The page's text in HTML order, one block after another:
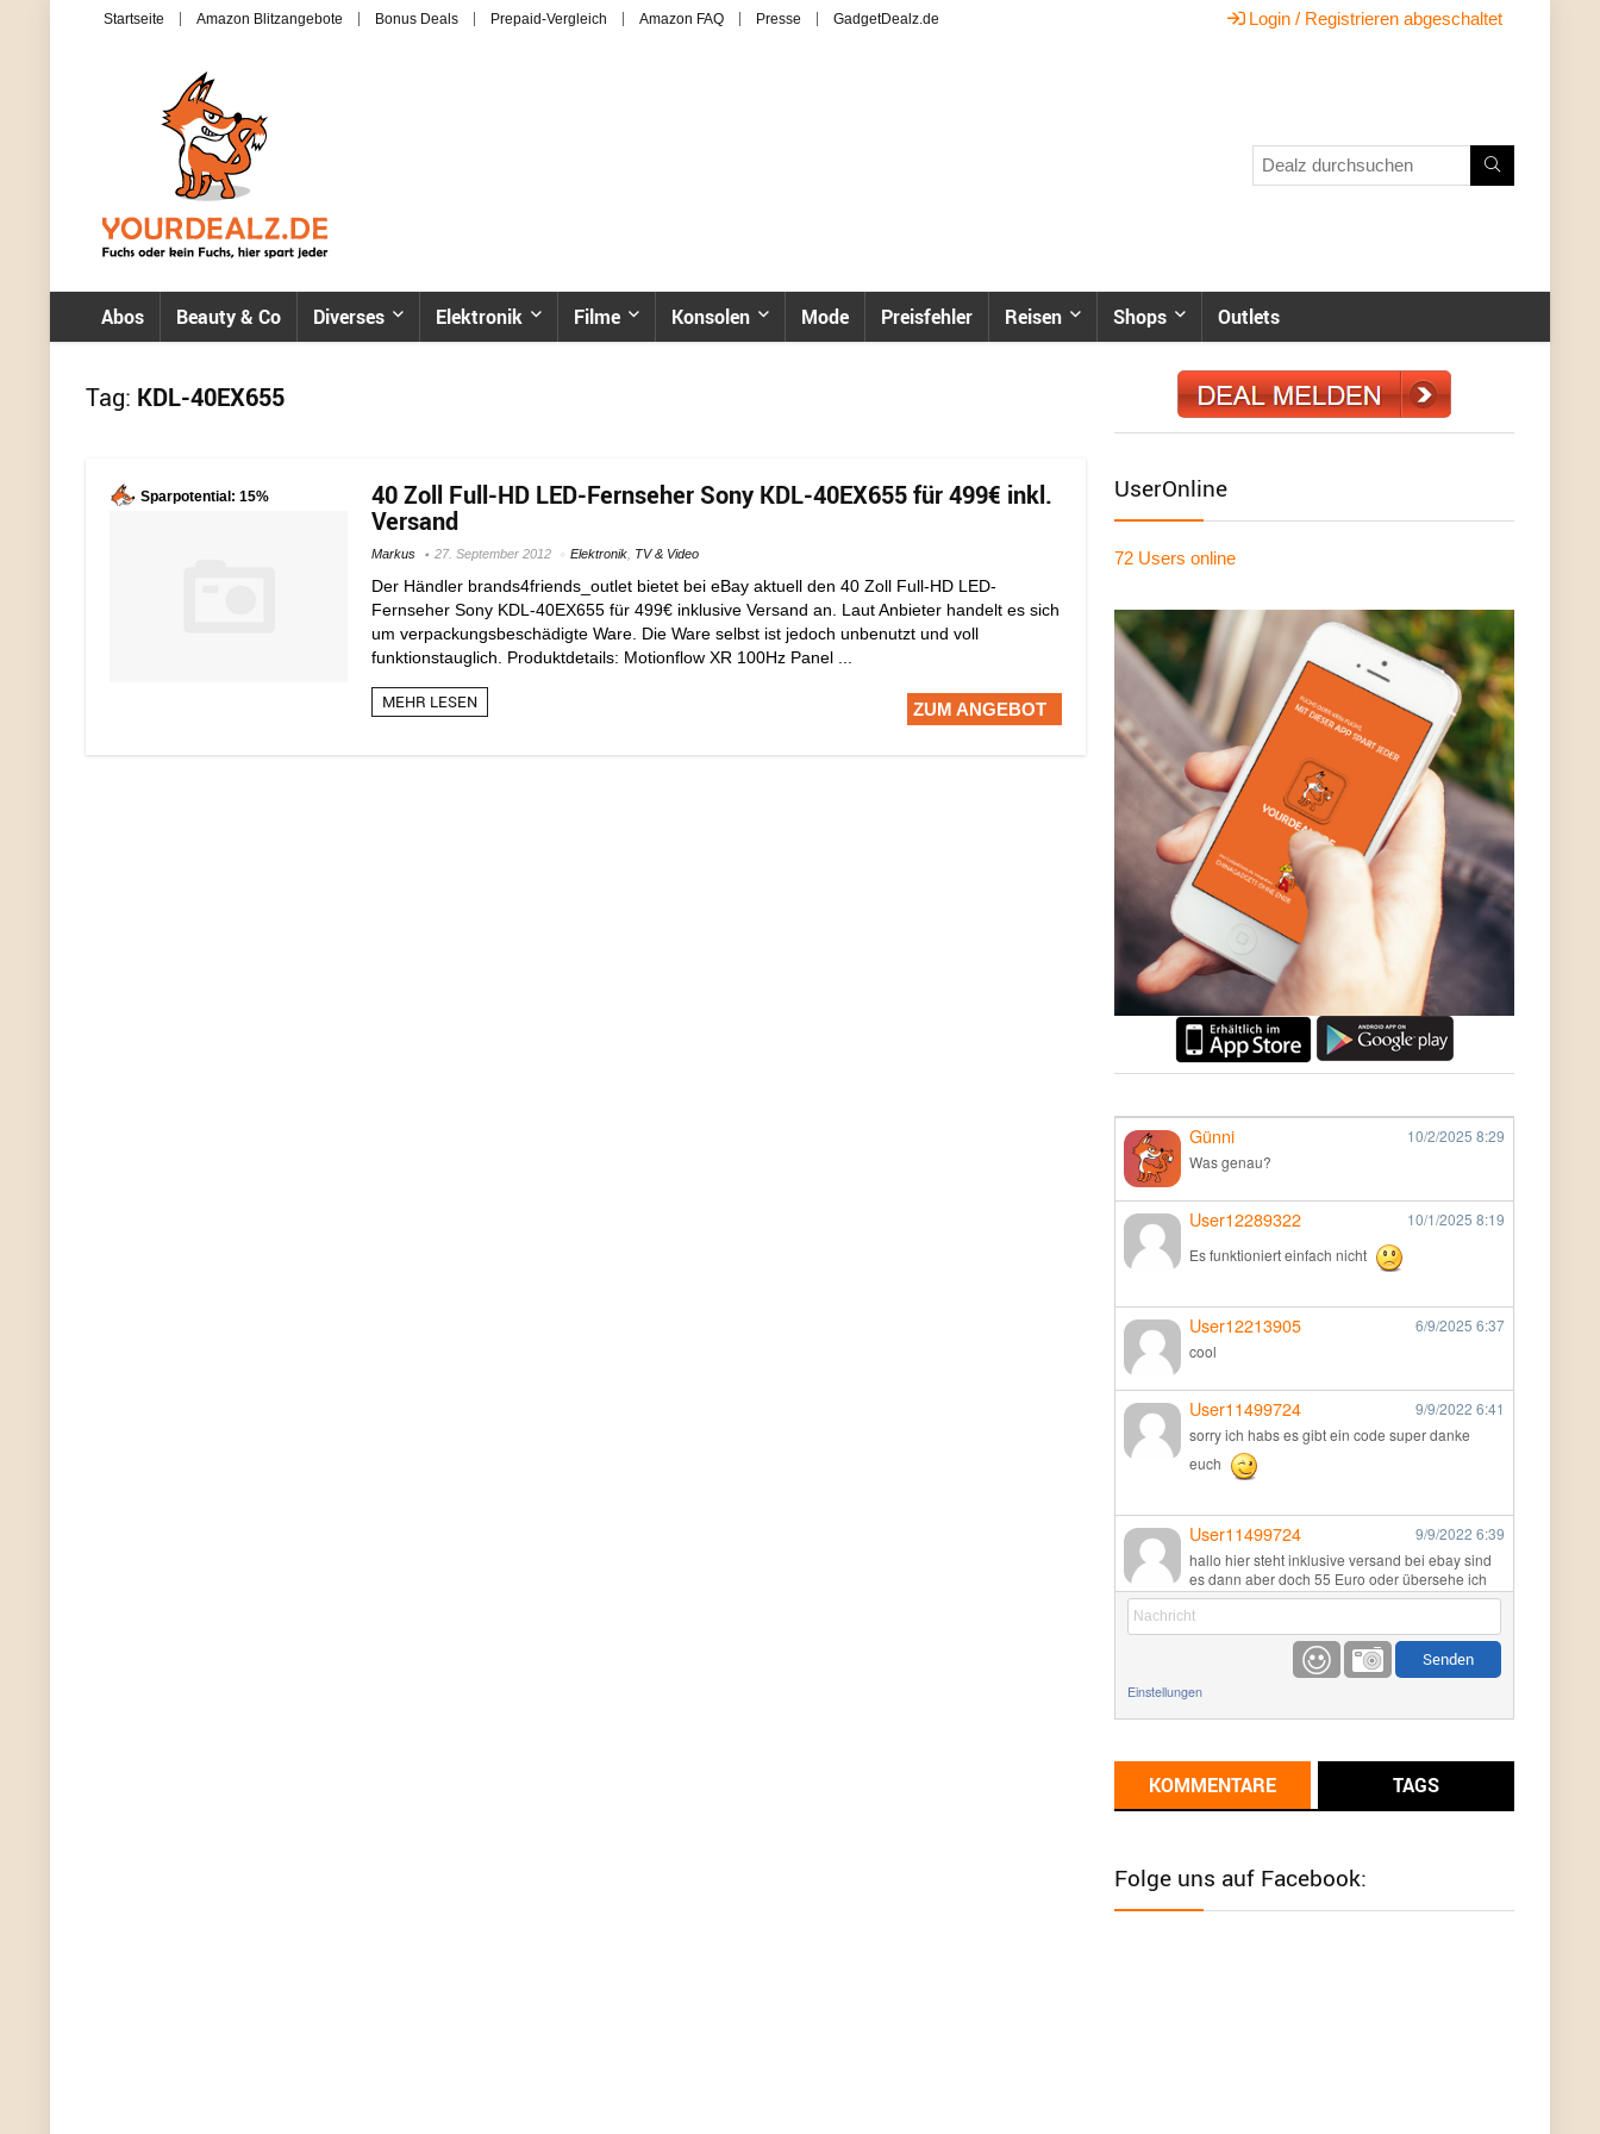
Startseite Amazon Blitzangebote Bonus Deals Prepaid-Vergleich Amazon FAQ Presse GadgetDealz.de Login / Registrieren abgeschaltet
Abos Beauty & Co Diverses Elektronik Filme Konsolen Mode Preisfehler Reisen Shops Outlets
Tag: KDL-40EX655
Sparpotential: 15%
40 Zoll Full-HD LED-Fernseher Sony KDL-40EX655 für 499€ inkl.
Versand
Markus 27. September 2012 Elektronik TV & Video
Der Händler brands4friends_outlet bietet bei eBay aktuell den 40 Zoll Full-HD LED-
Fernseher Sony KDL-40EX655 für 499€ inklusive Versand an. Laut Anbieter handelt es sich
um verpackungsbeschädigte Ware. Die Ware selbst ist jedoch unbenutzt und voll
funktionstauglich. Produktdetails: Motionflow XR 100Hz Panel ...
MEHR LESEN ZUM ANGEBOT
UserOnline
72 Users online
Günni 10/2/2025 8:29
Was genau?
User12289322 10/1/2025 8:19
Es funktioniert einfach nicht
User12213905 6/9/2025 6:37
cool
User11499724 9/9/2022 6:41
sorry ich habs es gibt ein code super danke
euch
User11499724 9/9/2022 6:39
hallo hier steht inklusive versand bei ebay sind
es dann aber doch 55 Euro oder übersehe ich
etwas
9/1/20226:17
Ich glaube du hast den Sinn eines
Schnäppchenblogs noch immer nicht
Günni 9/1/2022
meisten Deals sind Tagespreise!
Einstellungen
KOMMENTARE TAGS
Folge uns auf Facebook: